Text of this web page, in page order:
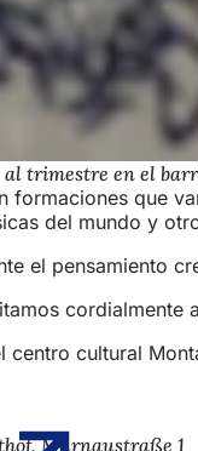
trimestre en el
formaciones que
del mundo y
el pensamiento
cordialmente
centro cultural
Murnaustraße 1